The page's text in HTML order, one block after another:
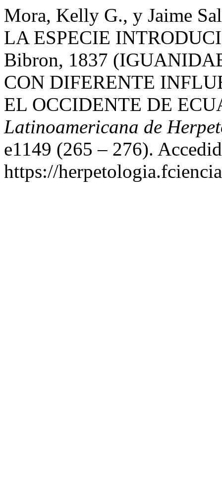
Mora, Kelly G., y Jaime
LA ESPECIE
Bibron, 1837
CON DIFERENTE
EL OCCIDENTE DE
Latinoamericana de
e1149 (265 – 276).
https://